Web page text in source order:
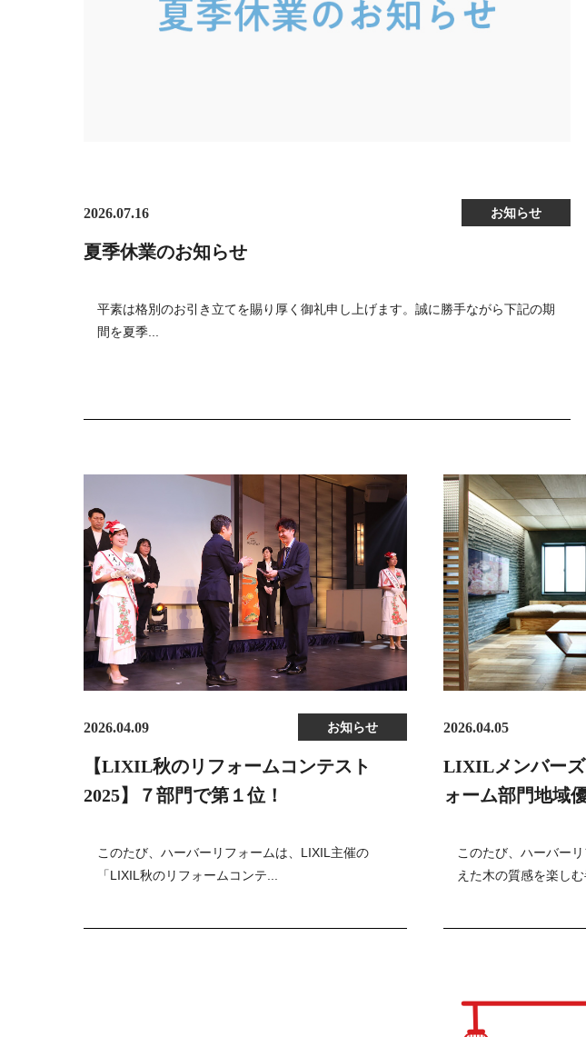
2026.07.16 お知らせ
夏季休業のお知らせ
平素は格別のお引き立てを賜り厚く御礼申し上げます。誠に勝手ながら下記の期
間を夏季...
2026.04.09 お知らせ
【LIXIL秋のリフォームコンテスト
2025】７部門で第１位！
このたび、ハーバーリフォームは、LIXIL主催の
「LIXIL秋のリフォームコンテ...
2026.04.05
LIXILメンバーズ
ォーム部門地域
このたび、ハーバー
えた木の質感を楽しむ